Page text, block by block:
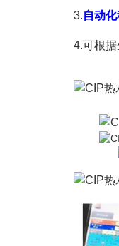
3.自动
4.可根